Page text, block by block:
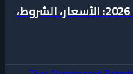
طرح جنة المنصورة الجديدة 2026: الأسعار، الشروط،